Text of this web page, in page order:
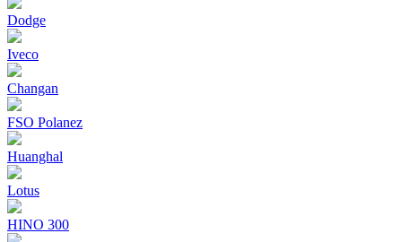
Dodge
Iveco
Changan
FSO Polanez
Huanghal
Lotus
HINO 300